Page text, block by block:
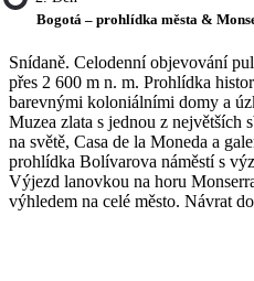
Bogotá – prohlídka města &
Snídaně. Celodenní objevování
přes 2 600 m n. m. Prohlídka
barevnými koloniálními domy a
Muzea zlata s jednou z největších
na světě, Casa de la Moneda a
prohlídka Bolívarova náměstí s
Výjezd lanovkou na horu
výhledem na celé město. Návrat